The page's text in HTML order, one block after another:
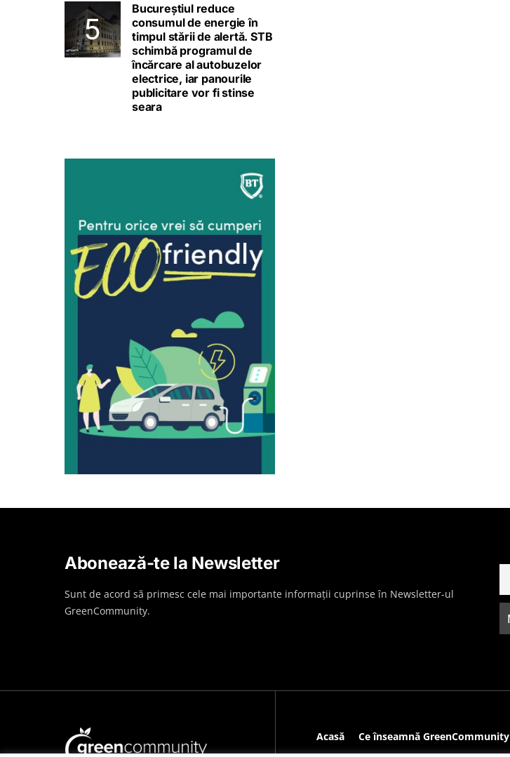
Bucureștiul reduce
consumul de energie în
timpul stării de alertă. STB
schimbă programul de
încărcare al autobuzelor
electrice, iar panourile
publicitare vor fi stinse
seara
Abonează-te la Newsletter
Sunt de acord să primesc cele mai importante informații cuprinse în Newsletter-ul
GreenCommunity.
Acasă Ce înseamnă GreenCommunity